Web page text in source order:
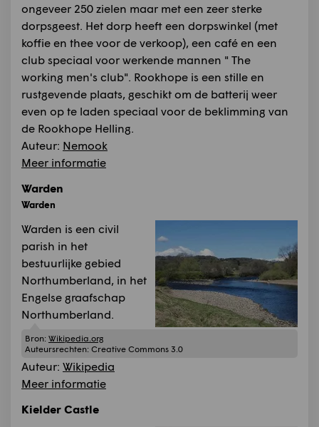
ongeveer 250 zielen maar met een zeer sterke
dorpsgeest. Het dorp heeft een dorpswinkel (met
koffie en thee voor de verkoop), een café en een
club speciaal voor werkende mannen " The
working men's club". Rookhope is een stille en
rustgevende plaats, geschikt om de batterij weer
even op te laden speciaal voor de beklimming van
de Rookhope Helling.
Auteur: Nemook
Meer informatie
Warden
Warden
Warden is een civil
parish in het
bestuurlijke gebied
Northumberland, in het
Engelse graafschap
Northumberland.
Bron: Wikipedia.org
Auteursrechten: Creative Commons 3.0
Auteur: Wikipedia
Meer informatie
Kielder Castle